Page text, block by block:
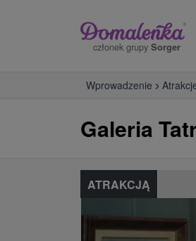
członek grupy Sorger
Wprowadzenie
Galeria
ATRAKCJĄ